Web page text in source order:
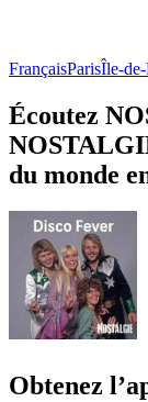
FrançaisParisÎle-
Écoutez
du monde
Obtenez